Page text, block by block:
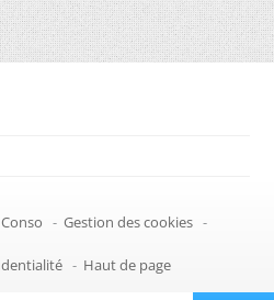
Conso - Gestion des cookies -
- Haut de page